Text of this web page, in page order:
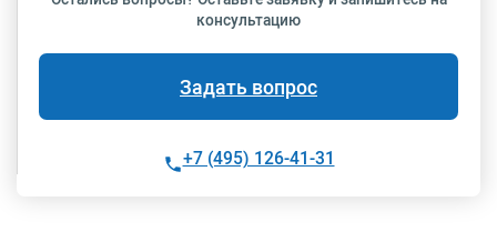
консультацию
Задать вопрос
+7 (495) 126-41-31